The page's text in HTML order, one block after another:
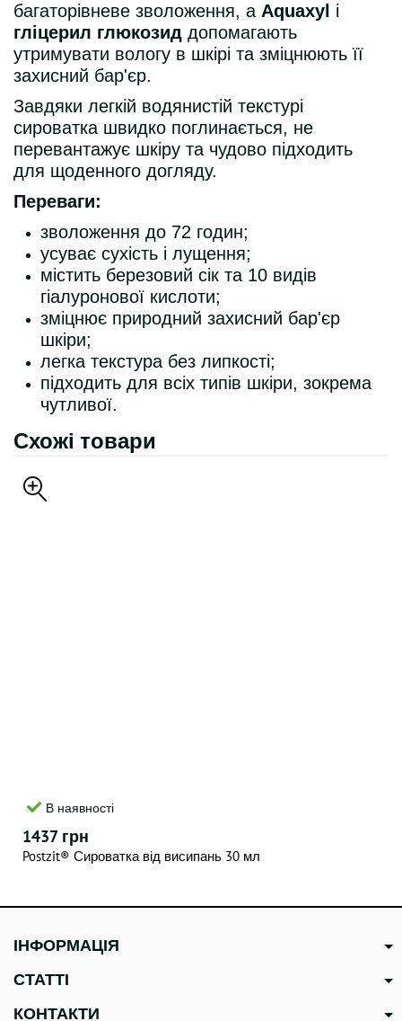
багаторівневе зволоження, а Aquaxyl і
гліцерил глюкозид допомагають
утримувати вологу в шкірі та зміцнюють її
захисний бар'єр.
Завдяки легкій водянистій текстурі
сироватка швидко поглинається, не
перевантажує шкіру та чудово підходить
для щоденного догляду.
Переваги:
зволоження до 72 годин;
усуває сухість і лущення;
містить березовий сік та 10 видів
гіалуронової кислоти;
зміцнює природний захисний бар'єр
шкіри;
легка текстура без липкості;
підходить для всіх типів шкіри, зокрема
чутливої.
Схожі товари
В наявності
1437 грн
Postzit® Сироватка від висипань 30 мл
-15%
ІНФОРМАЦІЯ
СТАТТІ
КОНТАКТИ